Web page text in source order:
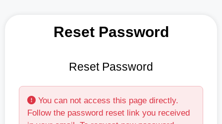
Reset Password
Reset Password
You can not access this page directly.
Follow the password reset link you received